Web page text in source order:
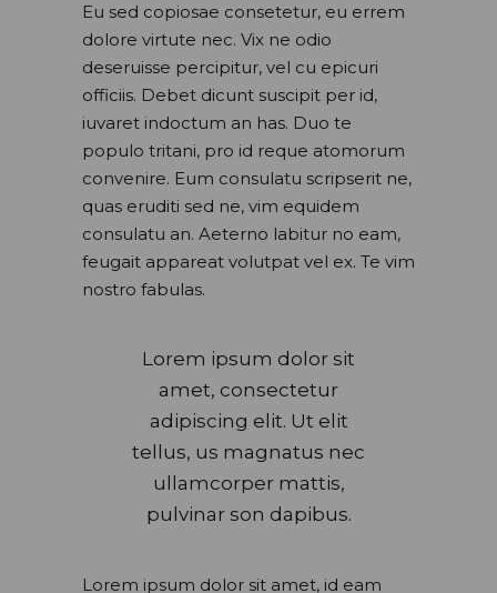
Eu sed copiosae consetetur, eu errem
dolore virtute nec. Vix ne odio
deseruisse percipitur, vel cu epicuri
officiis. Debet dicunt suscipit per id,
iuvaret indoctum an has. Duo te
populo tritani, pro id reque atomorum
convenire. Eum consulatu scripserit ne,
quas eruditi sed ne, vim equidem
consulatu an. Aeterno labitur no eam,
feugait appareat volutpat vel ex. Te vim
nostro fabulas.
Lorem ipsum dolor sit
amet, consectetur
adipiscing elit. Ut elit
tellus, us magnatus nec
ullamcorper mattis,
pulvinar son dapibus.
Lorem ipsum dolor sit amet, id eam